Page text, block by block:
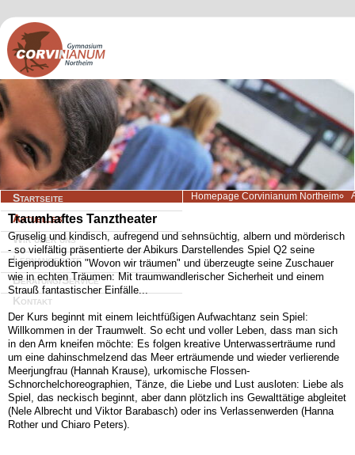
Navigation
überspringen
Startseite
Aktuelles
Wir über uns
Lernangebote
Beratung/Service
Kontakt
Homepage Corvinianum Northeim
Traumhaftes Tanztheater
Gruselig und kindisch, aufregend und sehnsüchtig, albern und mörderisch
- so vielfältig präsentierte der Abikurs Darstellendes Spiel Q2 seine
Eigenproduktion "Wovon wir träumen" und überzeugte seine Zuschauer
wie in echten Träumen: Mit traumwandlerischer Sicherheit und einem
Strauß fantastischer Einfälle...
Der Kurs beginnt mit einem leichtfüßigen Aufwachtanz sein Spiel:
Willkommen in der Traumwelt. So echt und voller Leben, dass man sich
in den Arm kneifen möchte: Es folgen kreative Unterwasserträume rund
um eine dahinschmelzend das Meer erträumende und wieder verlierende
Meerjungfrau (Hannah Krause), urkomische Flossen-
Schnorchelchoreographien, Tänze, die Liebe und Lust ausloten: Liebe als
Spiel, das neckisch beginnt, aber dann plötzlich ins Gewalttätige abgleitet
(Nele Albrecht und Viktor Barabasch) oder ins Verlassenwerden (Hanna
Rother und Chiaro Peters).